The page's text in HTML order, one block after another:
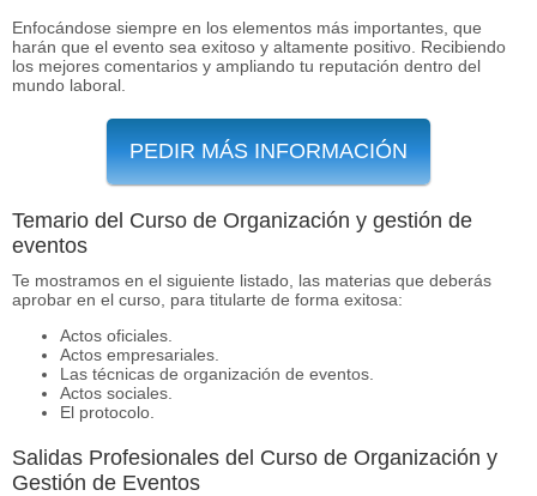
Enfocándose siempre en los elementos más importantes, que
harán que el evento sea exitoso y altamente positivo. Recibiendo
los mejores comentarios y ampliando tu reputación dentro del
mundo laboral.
PEDIR MÁS INFORMACIÓN
Temario del Curso de Organización y gestión de
eventos
Te mostramos en el siguiente listado, las materias que deberás
aprobar en el curso, para titularte de forma exitosa:
Actos oficiales.
Actos empresariales.
Las técnicas de organización de eventos.
Actos sociales.
El protocolo.
Salidas Profesionales del Curso de Organización y
Gestión de Eventos